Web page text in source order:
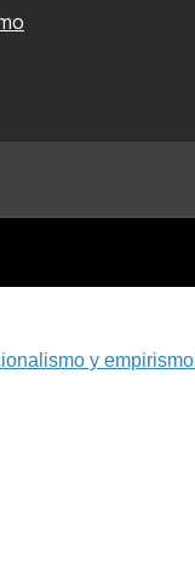
y empirismo